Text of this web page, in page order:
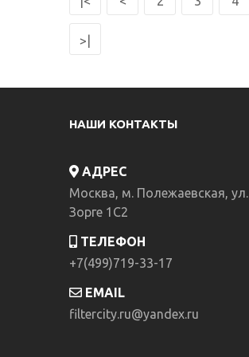
>|
НАШИ КОНТАКТЫ
АДРЕС
Москва, м. Полежаевская, ул.
Зорге 1C2
ТЕЛЕФОН
+7(499)719-33-17
EMAIL
filtercity.ru@yandex.ru